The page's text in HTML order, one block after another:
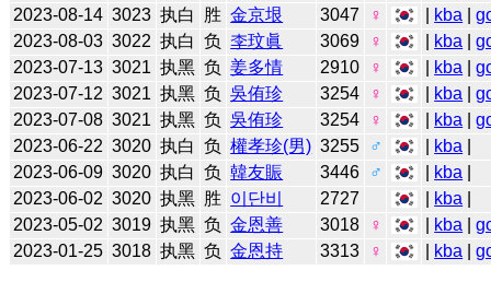
2023-08-14 3023 执白 胜 金京垠 3047 ♀ kba |
2023-08-03 3022 执白 负 李玟眞 3069 ♀ kba |
2023-07-13 3021 执黑 负 姜多情 2910 ♀ kba |
2023-07-12 3021 执黑 负 吳侑珍 3254 ♀ kba |
2023-07-08 3021 执黑 负 吳侑珍 3254 ♀ kba |
2023-06-22 3020 执白 负 權孝珍(男) 3255 ♂ kba
2023-06-09 3020 执白 负 韓友賑 3446 ♂ kba
2023-06-02 3020 执黑 胜 이단비 2727 kba
2023-05-02 3019 执黑 负 金恩善 3018 ♀ kba |
2023-01-25 3018 执黑 负 金恩持 3313 ♀ kba |